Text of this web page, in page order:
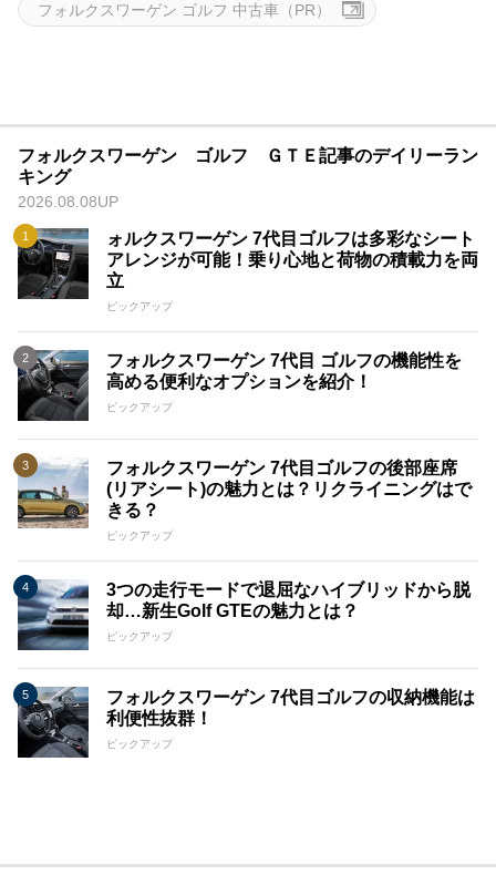
フォルクスワーゲン ゴルフ 中古車（PR）
フォルクスワーゲン ゴルフ ＧＴＥ記事のデイリーラン
キング
2026.08.08UP
ォルクスワーゲン 7代目ゴルフは多彩なシート
アレンジが可能！乗り心地と荷物の積載力を両
立
ピックアップ
フォルクスワーゲン 7代目 ゴルフの機能性を
高める便利なオプションを紹介！
ピックアップ
フォルクスワーゲン 7代目ゴルフの後部座席
(リアシート)の魅力とは？リクライニングはで
きる？
ピックアップ
3つの走行モードで退屈なハイブリッドから脱
却…新生Golf GTEの魅力とは？
ピックアップ
フォルクスワーゲン 7代目ゴルフの収納機能は
利便性抜群！
ピックアップ